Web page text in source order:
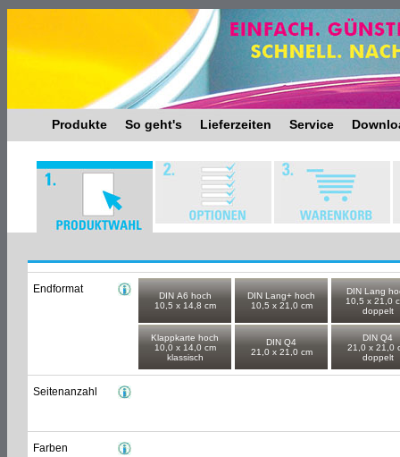
Produkte So geht's Lieferzeiten Service
Endformat
DIN A6 hoch
10,5 x 14,8 cm
DIN Lang+ hoch
10,5 x 21,0 cm
DIN Lang
10,5 x 21,0
doppelt
Klappkarte hoch
10,0 x 14,0 cm
klassisch
DIN Q4
21,0 x 21,0 cm
DIN Q4
21,0 x 21,0
doppelt
Seitenanzahl
Farben